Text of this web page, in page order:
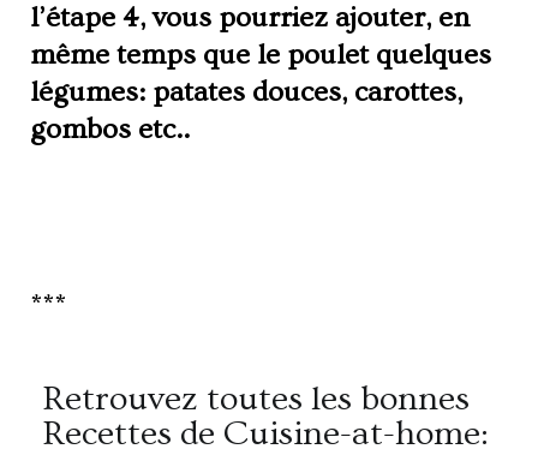
l’étape 4, vous pourriez ajouter, en
même temps que le poulet quelques
légumes: patates douces, carottes,
gombos etc..
***
Retrouvez toutes les bonnes
Recettes de Cuisine-at-home: